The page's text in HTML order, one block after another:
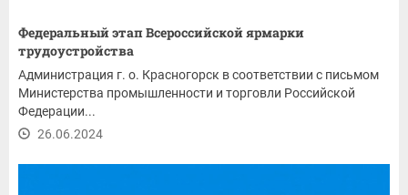
Федеральный этап Всероссийской ярмарки
трудоустройства
Администрация г. о. Красногорск в соответствии с письмом
Министерства промышленности и торговли Российской
Федерации...
26.06.2024